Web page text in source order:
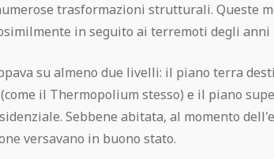
trasformazioni strutturali. Queste
in seguito ai terremoti degli anni
su almeno due livelli: il piano terra
il Thermopolium stesso) e il piano
Sebbene abitata, al momento
versavano in buono stato.